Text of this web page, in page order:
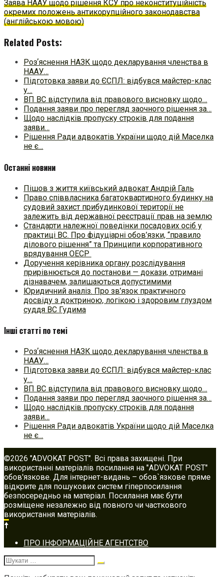
Заява НААУ щодо рішення КСУ про неконституційність
окремих положень антикорупційного законодавства
(англійською мовою)
Related Posts:
Розʼяснення НАЗК щодо декларування членства в
НААУ…
Підготовка заяви до ЄСПЛ: відбувся майстер-клас
у…
ВП ВС відступила від правового висновку щодо…
Подання заяви про перегляд заочного рішення за…
Щодо наслідків пропуску строків для подання
заяви…
Рішення Ради адвокатів України щодо дій Маселка
не є…
Останні новини
Пішов з життя київський адвокат Андрій Галь
Право співвласника багатоквартирного будинку на
судовий захист прибудинкової території не
залежить від державної реєстрації прав на землю
Стандарти належної поведінки посадових осіб у
практиці ВC. Про фідуціарні обов’язки, “правило
ділового рішення” та Принципи корпоративного
врядування ОЕСР
Доручення керівника органу розслідування
прирівнюється до постанови — докази, отримані
дізнавачем, залишаються допустимими
Юридичний аналіз. Про зв’язок практичного
досвіду з доктриною, логікою і здоровим глуздом
суддя ВС Гудима
Інші статті по темі
Розʼяснення НАЗК щодо декларування членства в
НААУ…
Підготовка заяви до ЄСПЛ: відбувся майстер-клас
у…
ВП ВС відступила від правового висновку щодо…
Подання заяви про перегляд заочного рішення за…
Щодо наслідків пропуску строків для подання
заяви…
Рішення Ради адвокатів України щодо дій Маселка
не є…
©2026 "ADVOKAT POST". Всі права захищені. При
використанні матеріалів посилання на "ADVOKAT POST"
обов'язкове. Для інтернет-видань – обов`язкове пряме
відкрите для пошукових систем гіперпосилання
безпосередньо на матеріал. Посилання має бути
розміщене незалежно від повного чи часткового
використання матеріалів.
Footer
navigation
ПРО ІНФОРМАЦІЙНЕ АГЕНТСТВО
Шукати: